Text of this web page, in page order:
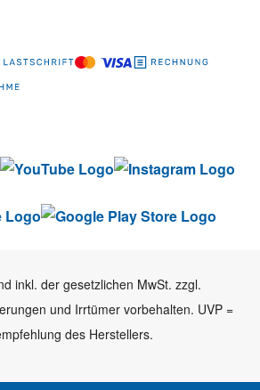
inkl. der gesetzlichen MwSt. zzgl.
und Irrtümer vorbehalten. UVP =
des Herstellers.